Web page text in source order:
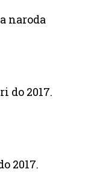
naroda
do 2017.
2017.